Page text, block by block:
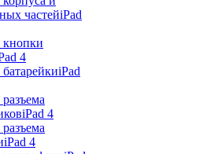
частейiPad
кнопки
4
iPad
iPad 4
iPad 4